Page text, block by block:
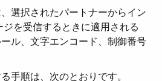
選択されたパートナーからイン
を受信するときに適用される
ル、文字エンコード、制御番号
手順は、次のとおりです。